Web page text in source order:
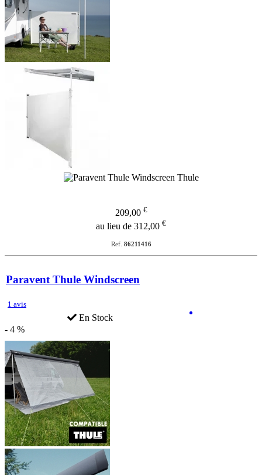
209,00 €
au lieu de 312,00 €
Ref. 86211416
Paravent Thule Windscreen
1 avis
En Stock
- 4 %